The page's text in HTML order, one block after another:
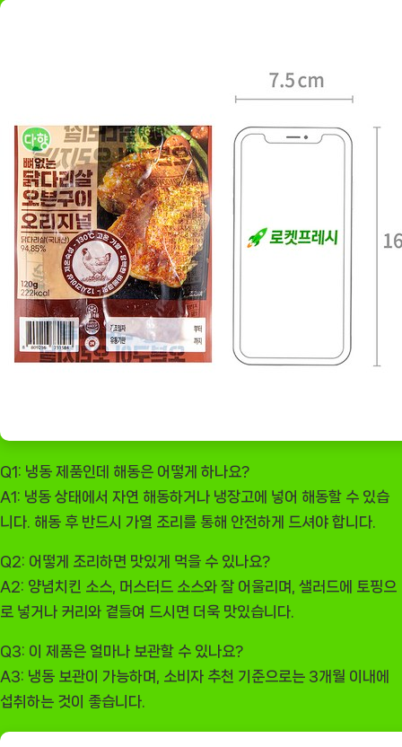
Q1: 냉동 제품인데 해동은 어떻게 하나요?
A1: 냉동 상태에서 자연 해동하거나 냉장고에 넣어 해동할 수 있습
니다. 해동 후 반드시 가열 조리를 통해 안전하게 드셔야 합니다.
Q2: 어떻게 조리하면 맛있게 먹을 수 있나요?
A2: 양념치킨 소스, 머스터드 소스와 잘 어울리며, 샐러드에 토핑으
로 넣거나 커리와 곁들여 드시면 더욱 맛있습니다.
Q3: 이 제품은 얼마나 보관할 수 있나요?
A3: 냉동 보관이 가능하며, 소비자 추천 기준으로는 3개월 이내에
섭취하는 것이 좋습니다.